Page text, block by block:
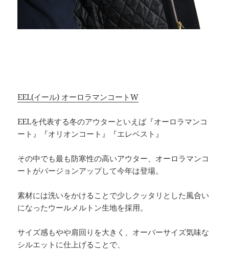
EEL(イール) オーロラマンコートW
EELを代表する冬のアウターといえば『オーロラマンコ
ート』『オリオンコート』『エレベスト』
その中でも最も防寒性の高いアウター、オーロラマンコ
ートがバージョンアップして今年は登場。
素材には洗いをかけることで少しクッタリとした風合い
になったウールメルトン生地を採用。
サイズ感もやや肩回りを大きく、オーバーサイズ気味な
シルエットに仕上げることで、